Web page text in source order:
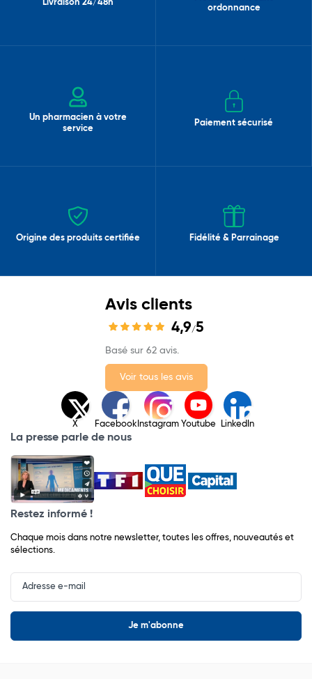
Livraison 24/48h
ordonnance
Un pharmacien à votre
service
Paiement sécurisé
Origine des produits certifiée Fidélité & Parrainage
Avis clients
4,9/5
Basé sur 62 avis.
Voir tous les avis
X Facebook Instagram Youtube LinkedIn
La presse parle de nous
Restez informé !
Chaque mois dans notre newsletter, toutes les offres, nouveautés et
sélections.
Input
Newsletter